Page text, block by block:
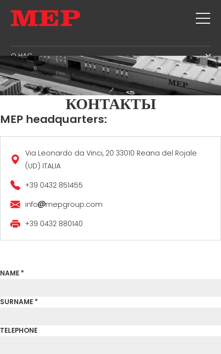
O HAC
O HAC
SUSTAINABILITY
SERVICE
ПРОДУКЦИЯ
РУБКА + СКОБА
РУБКА ПО РАЗМЕРУ
ИЗГИБ / СКОБА
СВАИ / КАРКАСЫ
ТРЕУГОЛЬНАЯ ФОРМА
СЕРТИФИЦИРОВАННАЯ ПОДДЕРЖКА - ПОДЕРЖАННЫЕ
СТАНКИ MEP.
MBS
TECHNOLOGY
SUPPLY CHAIN
WORKPLACE SAFETY
LANGUAGE COURSES
КОНТАКТЫ
CAREERS
MEP IN THE WORLD
КОНТАКТЫ
MEP headquarters:
Via Leonardo da Vinci, 20 33010 Reana del Rojale
(UD) ITALIA
+39 0432 851455
info
mepgroup.com
+39 0432 880140
NAME *
SURNAME *
TELEPHONE